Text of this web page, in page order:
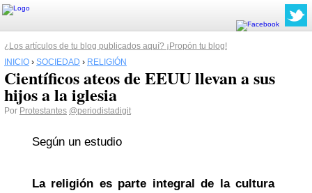
¿Los artículos de tu blog publicados aquí? ¡Propón tu blog!
INICIO › SOCIEDAD › RELIGIÓN
Científicos ateos de EEUU llevan a sus
hijos a la iglesia
Por Protestantes @periodistadigit
Según un estudio
La religión es parte integral de la cultura